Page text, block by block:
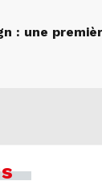
: une